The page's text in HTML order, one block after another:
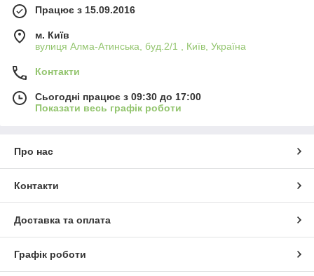
Працює з 15.09.2016
м. Київ
вулиця Алма-Атинська, буд.2/1 , Київ, Україна
Контакти
Сьогодні працює з 09:30 до 17:00
Показати весь графік роботи
Про нас
Контакти
Доставка та оплата
Графік роботи